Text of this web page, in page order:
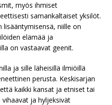
myös ihmiset
samankaltaiset yksilöt.
lisääntymisensä, niille on
elämää ja
on vastaavat geenit.
ja sille läheisillä ilmiöillä
perusta. Keskisarjan
kaikki kansat ja etniset tai
ja hyljeksivät